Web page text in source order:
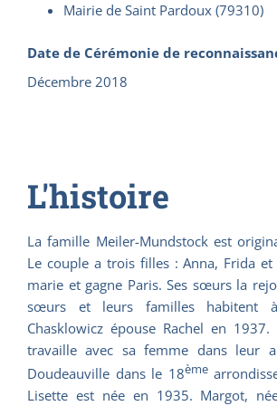
Mairie de Saint Pardoux (79310)
Date de Cérémonie de
Décembre 2018
L'histoire
La famille Meiler-Mundstock est
Le couple a trois filles : Anna, Frida et
marie et gagne Paris. Ses sœurs la
sœurs et leurs familles habitent à
Chasklowicz épouse Rachel en
travaille avec sa femme dans leur
Doudeauville dans le 18ème
Lisette est née en 1935. Margot,